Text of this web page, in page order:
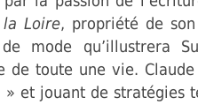
Loire, propriété de
mode qu’illustrera
de toute une vie.
et jouant de stratégies